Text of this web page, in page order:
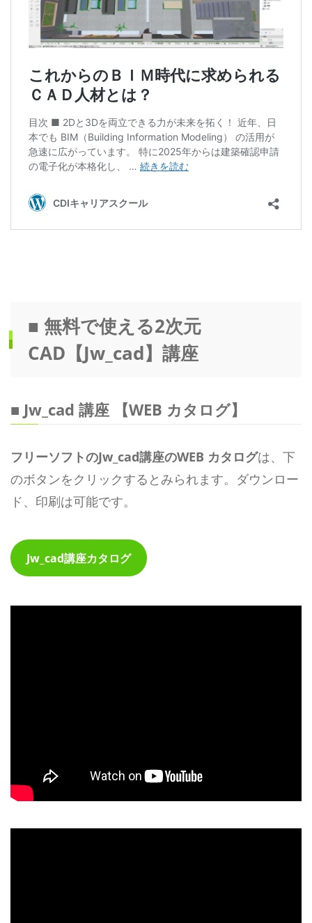
■ 無料で使える2次元
CAD【Jw_cad】講座
■ Jw_cad 講座 【WEB カタログ】
フリーソフトのJw_cad講座のWEB カタログは、下
のボタンをクリックするとみられます。ダウンロー
ド、印刷は可能です。
Jw_cad講座カタログ